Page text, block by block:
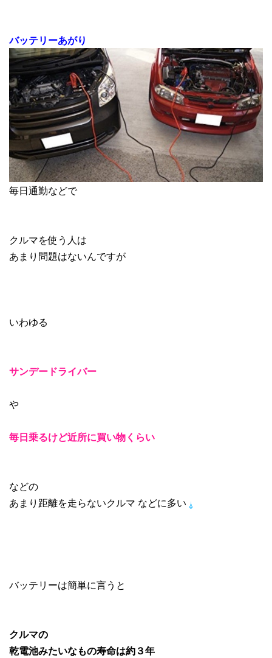
バッテリーあがり
毎日通勤などで
クルマを使う人は
あまり問題はないんですが
いわゆる
サンデードライバー
や
毎日乗るけど近所に買い物くらい
などの
あまり距離を走らないクルマ などに多い
バッテリーは簡単に言うと
クルマの
乾電池みたいなもの寿命は約３年